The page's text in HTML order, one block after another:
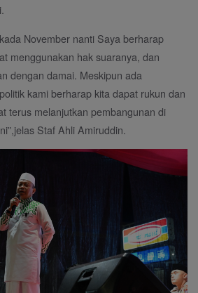
November nanti Saya berharap
menggunakan hak suaranya, dan
dengan damai. Meskipun ada
kami berharap kita dapat rukun dan
terus melanjutkan pembangunan di
Staf Ahli Amiruddin.